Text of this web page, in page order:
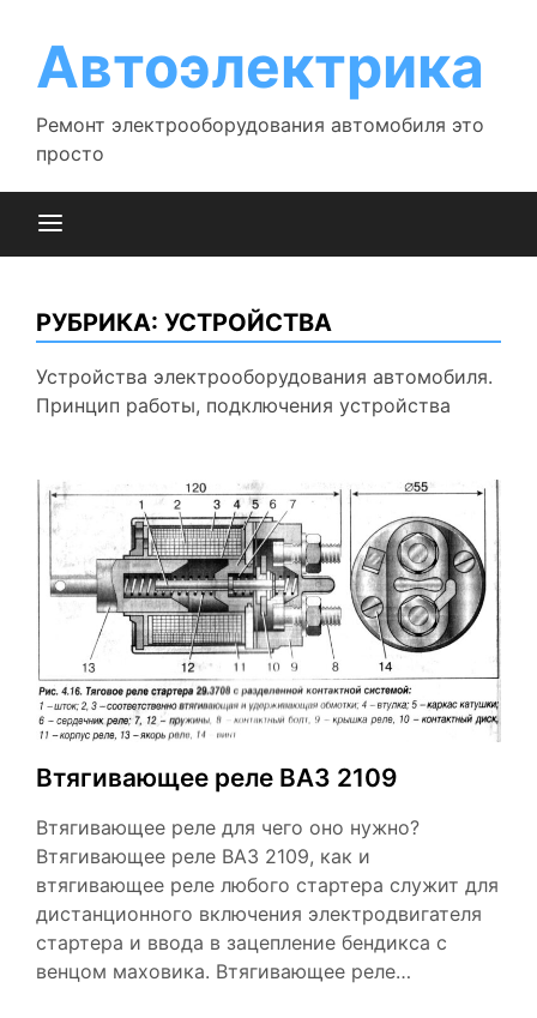
содержимому
Автоэлектрика
Ремонт электрооборудования автомобиля это
просто
РУБРИКА: УСТРОЙСТВА
Устройства электрооборудования автомобиля.
Принцип работы, подключения устройства
Втягивающее реле ВАЗ 2109
Втягивающее реле для чего оно нужно?
Втягивающее реле ВАЗ 2109, как и
втягивающее реле любого стартера служит для
дистанционного включения электродвигателя
стартера и ввода в зацепление бендикса с
венцом маховика. Втягивающее реле…